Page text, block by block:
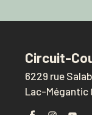
Circuit-
6229 rue
Lac-Mégantic